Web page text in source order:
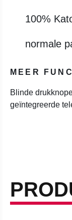
100%
normale
MEER
Blinde
geïntegreerde